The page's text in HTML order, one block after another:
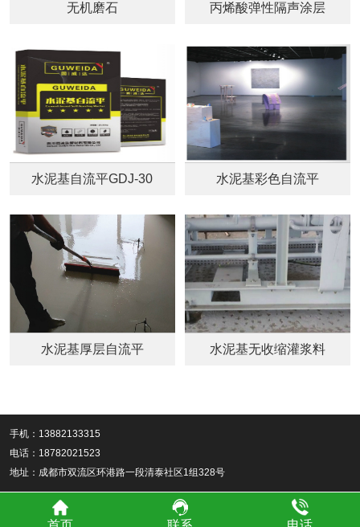
无机磨石 丙烯酸弹性隔声涂层
水泥基自流平GDJ-30 水泥基彩色自流平
水泥基厚层自流平 水泥基无收缩灌浆料
手机：13882133315
电话：18782021523
地址：成都市双流区环港路一段清泰社区1组328号